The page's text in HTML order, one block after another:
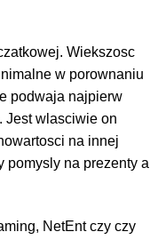
Wiekszosc
w porownaniu
podwaja najpierw
Jest wlasciwie on
na innej
pomysly na prezenty a
NetEnt czy czy